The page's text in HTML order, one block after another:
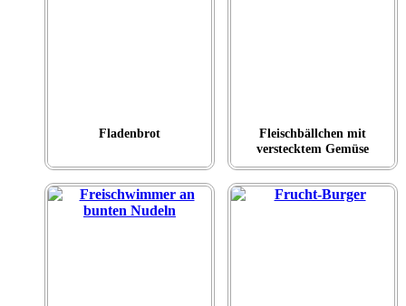
Fladenbrot
Fleischbällchen mit
verstecktem Gemüse